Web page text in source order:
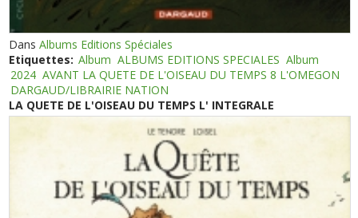
DansAlbums Editions Spéciales
Etiquettes: Album ALBUMS EDITIONS SPECIALES Album
2024 AVANT LA QUETE DE L'OISEAU DU TEMPS 8 L'OMEGON
DARGAUD/LIBRAIRIE NATION
LA QUETE DE L'OISEAU DU TEMPS L' INTEGRALE